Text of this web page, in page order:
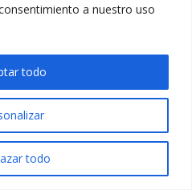
a nuestro uso
todo
todo